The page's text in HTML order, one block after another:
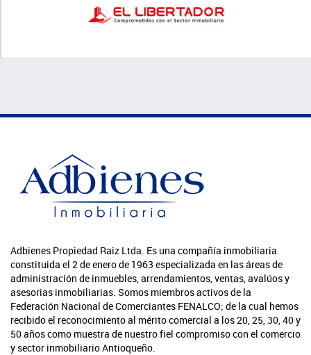
Adbienes Propiedad Raiz Ltda. Es una compañía inmobiliaria
constituida el 2 de enero de 1963 especializada en las áreas de
administración de inmuebles, arrendamientos, ventas, avalúos y
asesorias inmobiliarias. Somos miembros activos de la
Federación Nacional de Comerciantes FENALCO; de la cual hemos
recibido el reconocimiento al mérito comercial a los 20, 25, 30, 40 y
50 años como muestra de nuestro fiel compromiso con el comercio
y sector inmobiliario Antioqueño.